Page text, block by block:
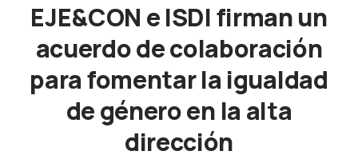
EJE&CON e ISDI firman un
acuerdo de colaboración
para fomentar la igualdad
de género en la alta
dirección